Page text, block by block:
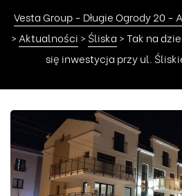
Vesta Group - Długie Ogrody 20 -
> Aktualności > Śliska >Tak na
się inwestycja przy ul.